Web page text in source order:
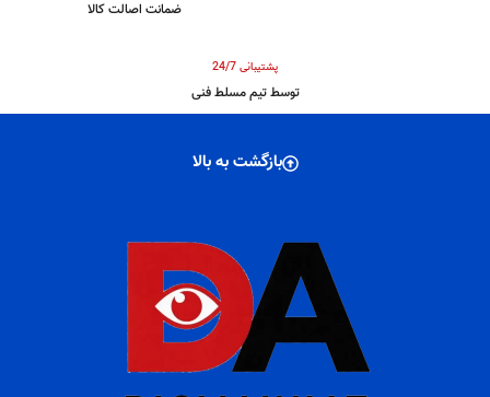
ضمانت اصالت کالا
پشتیبانی 24/7
توسط تیم مسلط فنی
بازگشت به بالا